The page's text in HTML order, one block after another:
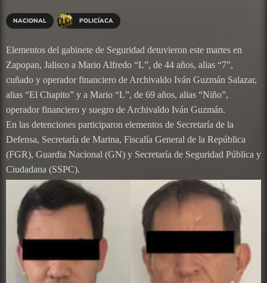
NACIONAL POLICÍACA
Elementos del gabinete de Seguridad detuvieron este martes en
Zapopan, Jalisco a Mario Alfredo “L”, de 44 años, alias “7”,
cuñado y operador financiero de Archivaldo Iván Guzmán Salazar,
alias “El Chapito” y a Mario “L”, de 69 años, alias “Niño”,
operador financiero y suegro de Archivaldo Iván Guzmán.
En las detenciones participaron elementos de Secretaría de la
Defensa, Secretaría de Marina, Fiscalía General de la República
(FGR), Guardia Nacional (GN) y Secretaría de Seguridad Pública y
Ciudadana (SSPC).